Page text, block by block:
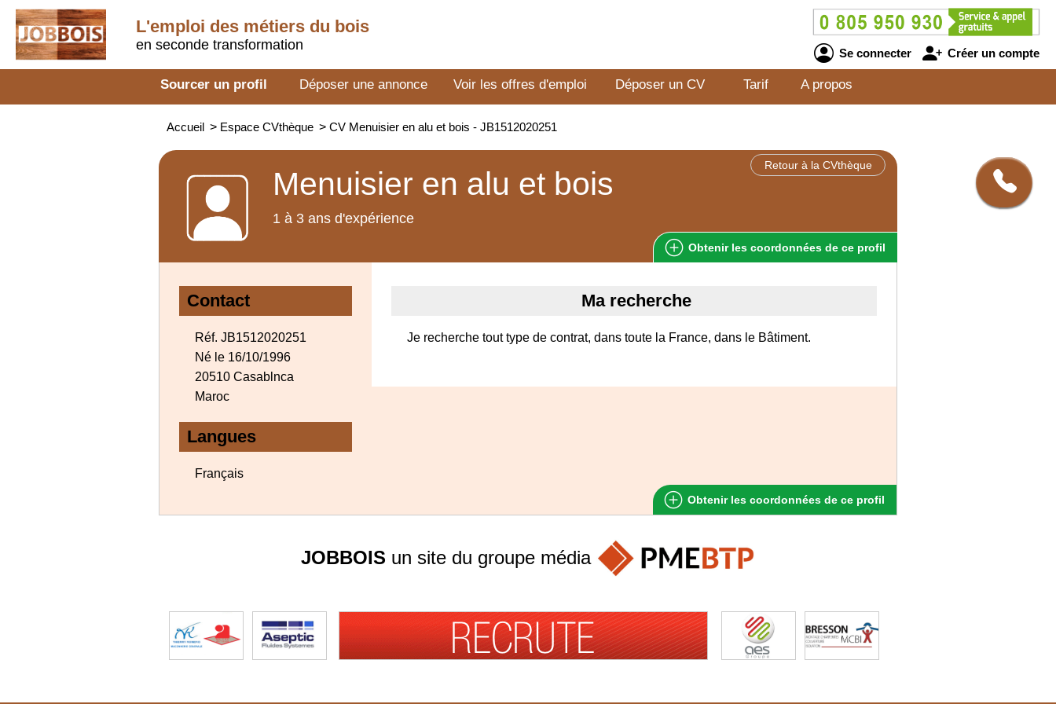
L'emploi des métiers du bois
en seconde transformation
Se connecter Créer un compte
Sourcer un profil Déposer une annonce Voir les offres d'emploi Déposer un CV Tarif A propos
Accueil > Espace CVthèque > CV Menuisier en alu et bois - JB1512020251
Retour à la CVthèque
Menuisier en alu et bois
1 à 3 ans d'expérience
Obtenir les coordonnées de ce profil
Contact
Réf. JB1512020251
Né le 16/10/1996
20510 Casablnca
Maroc
Langues
Français
Ma recherche
Je recherche tout type de contrat, dans toute la France, dans le Bâtiment.
Obtenir les coordonnées de ce profil
JOBBOIS un site du groupe média